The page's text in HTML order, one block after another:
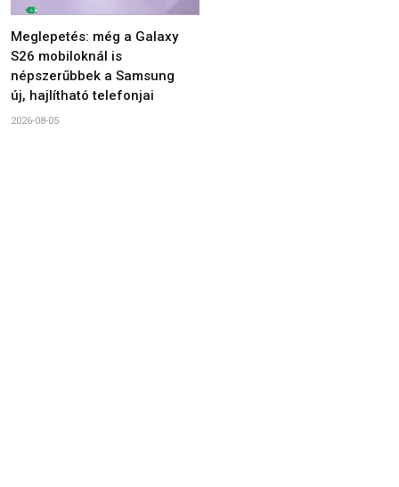
Meglepetés: még a Galaxy
S26 mobiloknál is
népszerűbbek a Samsung
új, hajlítható telefonjai
2026-08-05